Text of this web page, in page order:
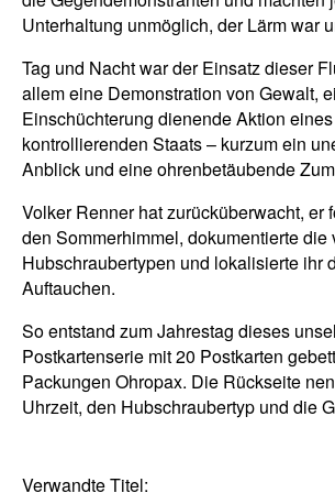
Unterhaltung unmöglich, der Lärm war
Tag und Nacht war der Einsatz dieser
allem eine Demonstration von Gewalt,
Einschüchterung dienende Aktion
kontrollierenden Staats – kurzum ein
Anblick und eine ohrenbetäubende
Volker Renner hat zurücküberwacht, er
den Sommerhimmel, dokumentierte die
Hubschraubertypen und lokalisierte ihr
Auftauchen.
So entstand zum Jahrestag dieses
Postkartenserie mit 20 Postkarten
Packungen Ohropax. Die Rückseite
Uhrzeit, den Hubschraubertyp und die
Verwandte Titel: